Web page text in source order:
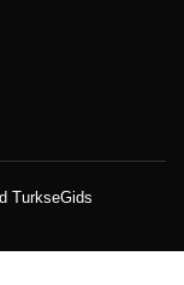
TurkseGids